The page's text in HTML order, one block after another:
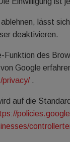
lässt
deaktivieren.
Funktion des
Google
privacy/.
auf die